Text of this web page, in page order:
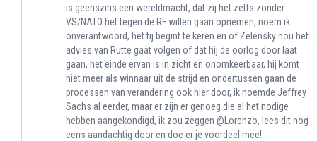
is geenszins een wereldmacht, dat zij het zelfs zonder
VS/NATO het tegen de RF willen gaan opnemen, noem ik
onverantwoord, het tij begint te keren en of Zelensky nou het
advies van Rutte gaat volgen of dat hij de oorlog door laat
gaan, het einde ervan is in zicht en onomkeerbaar, hij komt
niet meer als winnaar uit de strijd en ondertussen gaan de
processen van verandering ook hier door, ik noemde Jeffrey
Sachs al eerder, maar er zijn er genoeg die al het nodige
hebben aangekondigd, ik zou zeggen @Lorenzo, lees dit nog
eens aandachtig door en doe er je voordeel mee!